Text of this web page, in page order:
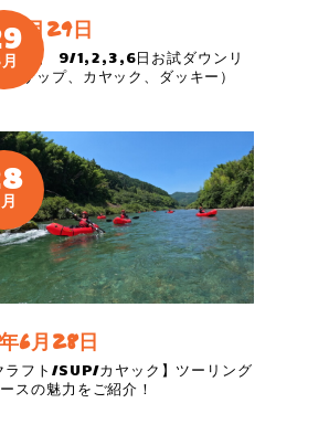
8月29日
ャル】 9/1,2,3,6日お試ダウンリ
サップ、カヤック、ダッキー）
6月28日
ラフト/SUP/カヤック】ツーリング
スの魅力をご紹介！